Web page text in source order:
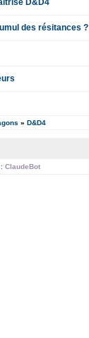
D&D4
des résitances ?
» D&D4
ClaudeBot